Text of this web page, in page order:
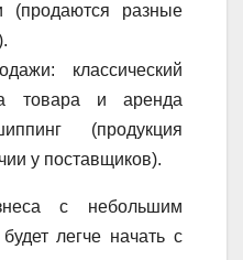
(продаются разные
классический
товара и аренда
(продукция
у поставщиков).
с небольшим
легче начать с